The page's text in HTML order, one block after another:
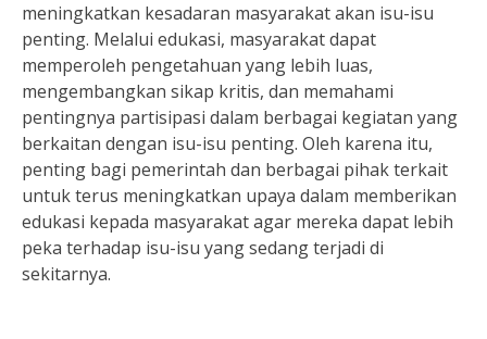
meningkatkan kesadaran masyarakat akan isu-isu
penting. Melalui edukasi, masyarakat dapat
memperoleh pengetahuan yang lebih luas,
mengembangkan sikap kritis, dan memahami
pentingnya partisipasi dalam berbagai kegiatan yang
berkaitan dengan isu-isu penting. Oleh karena itu,
penting bagi pemerintah dan berbagai pihak terkait
untuk terus meningkatkan upaya dalam memberikan
edukasi kepada masyarakat agar mereka dapat lebih
peka terhadap isu-isu yang sedang terjadi di
sekitarnya.